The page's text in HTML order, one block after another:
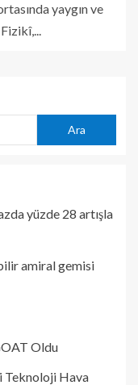
yaygın ve
Ara
yüzde 28 artışla
amiral gemisi
Oldu
Teknoloji Hava